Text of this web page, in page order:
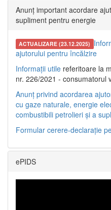
Anunț important acordare
supliment pentru energie
ACTUALIZARE (23.12.2025)
ajutorului pentru încălzire
Informații utile referitoare la
nr. 226/2021 - consumatorul
Anunț privind acordarea
cu gaze naturale, energie
combustibili petrolieri și a
Formular cerere-declarație
ePIDS